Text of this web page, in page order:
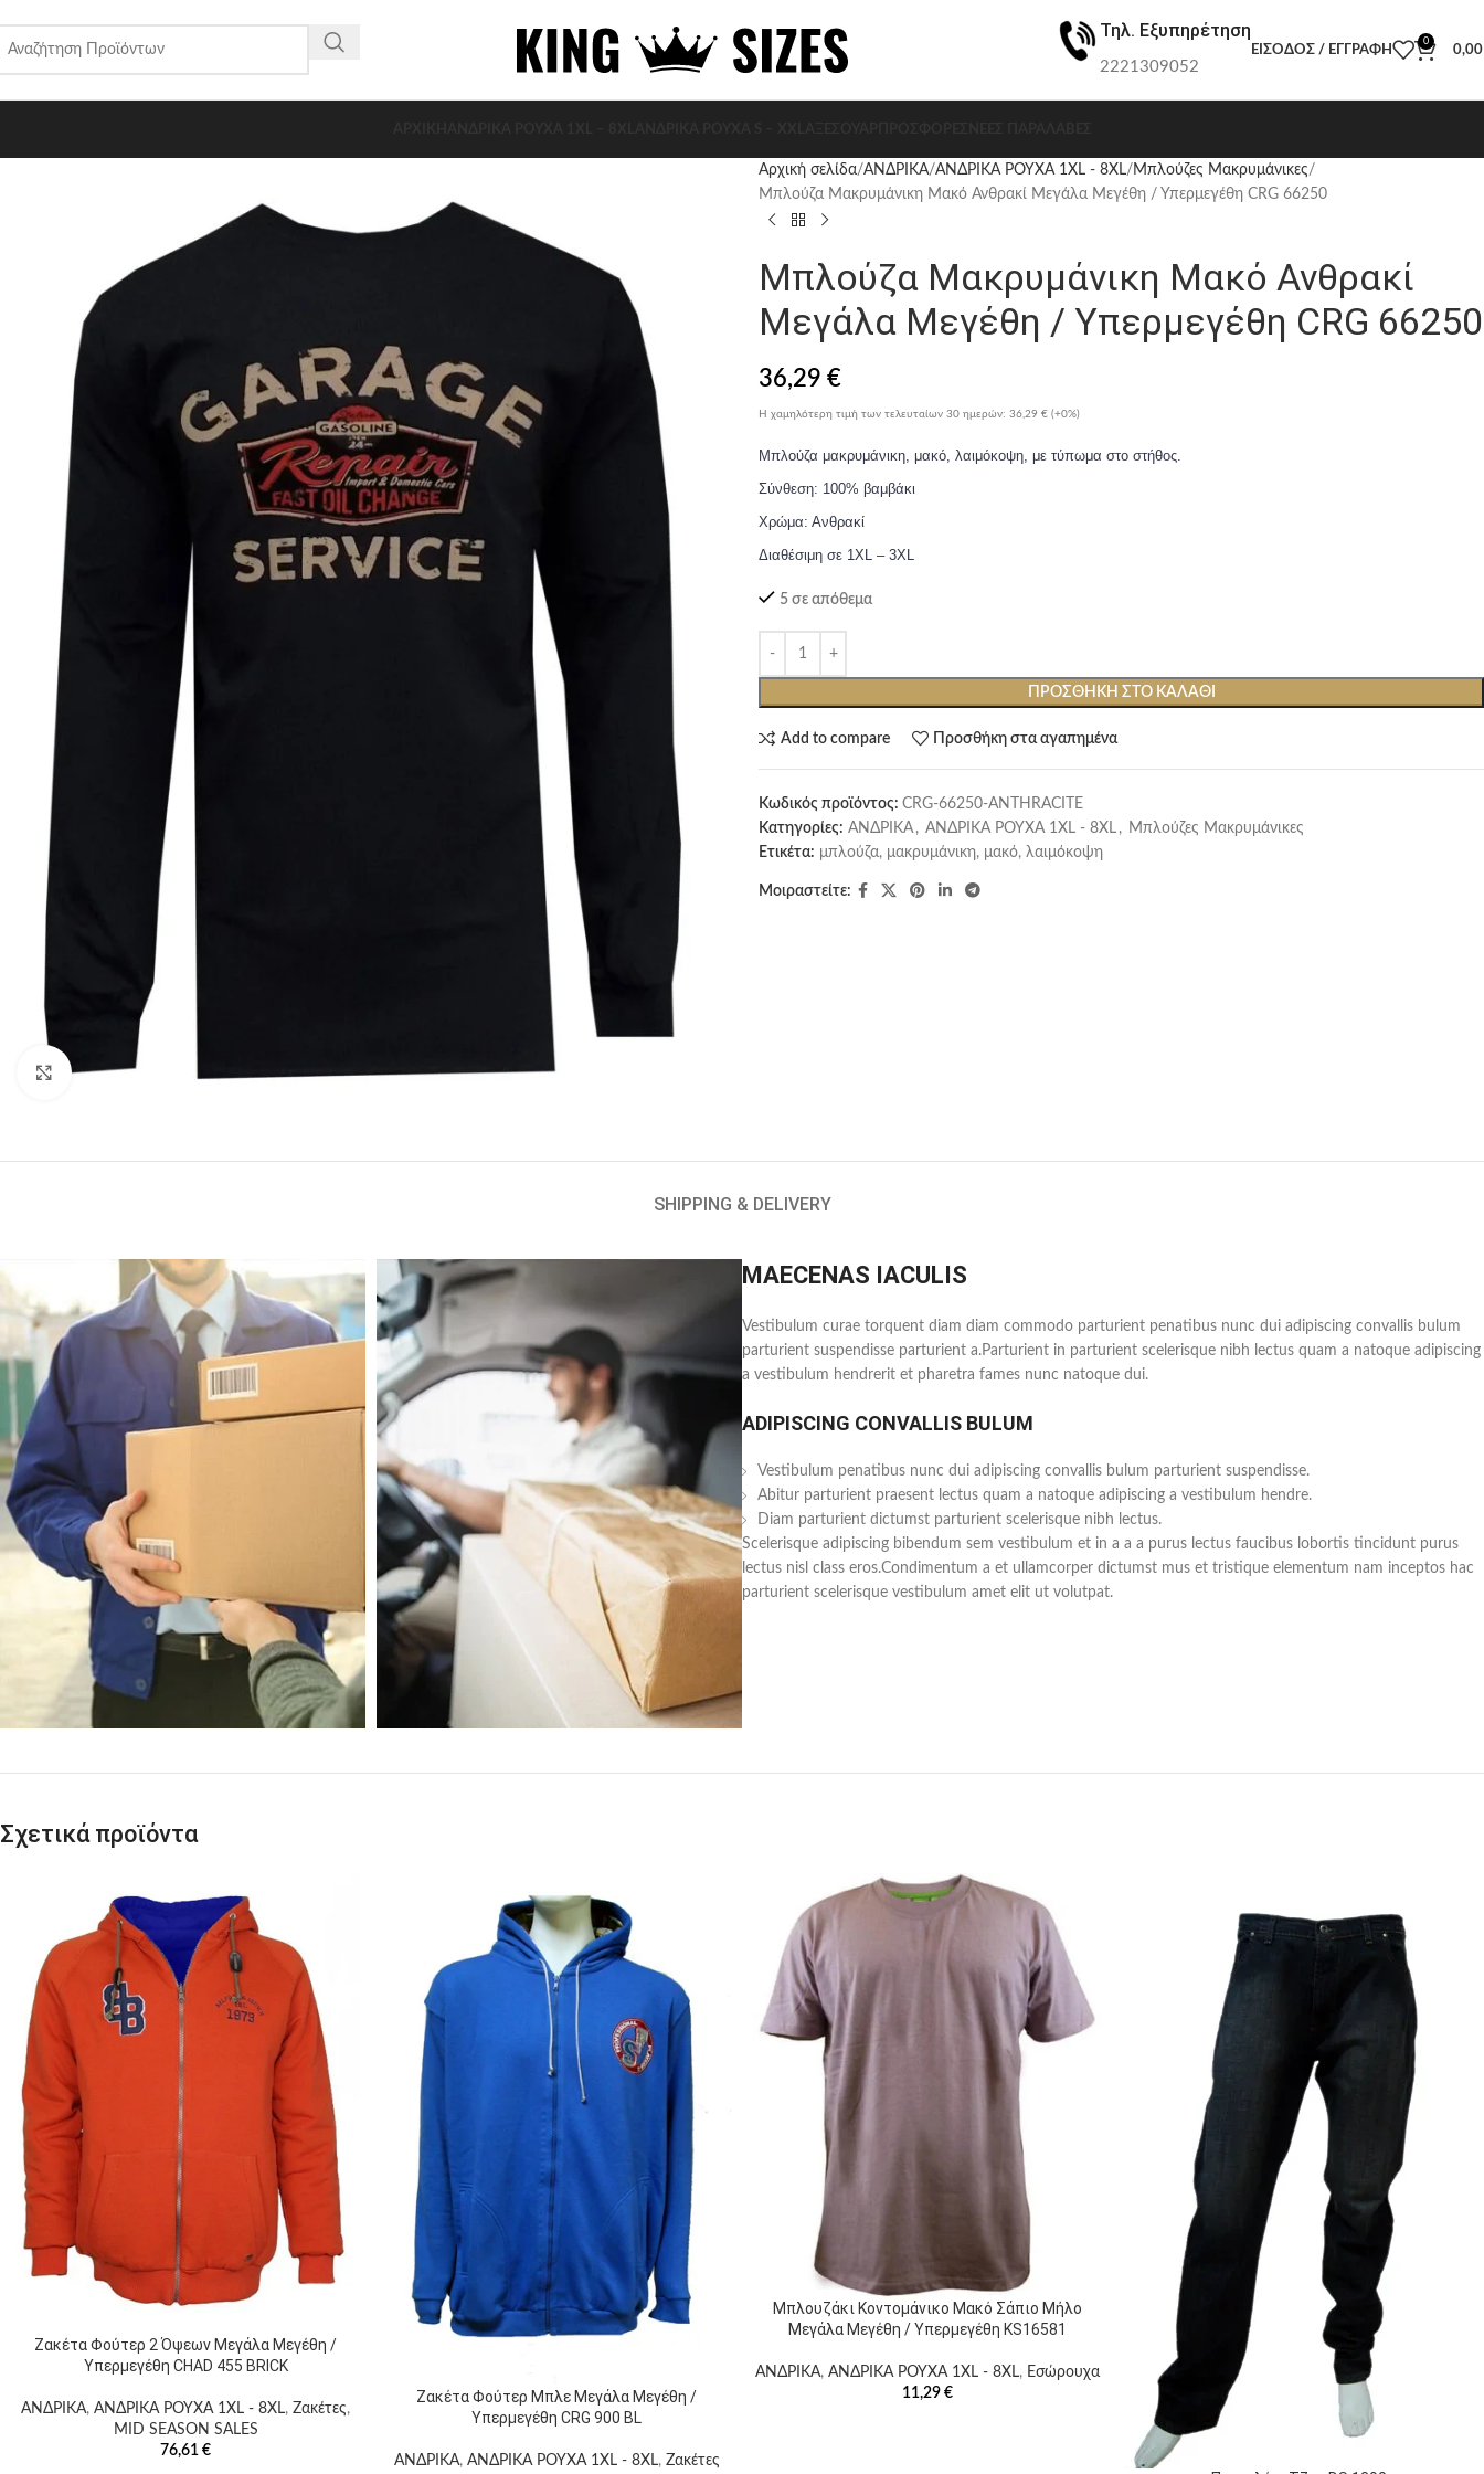
Τηλ. Εξυπηρέτηση
2221309052
ΕΊΣΟΔΟΣ / ΕΓΓΡΑΦΉ
0
Click to enlarge
Αρχική σελίδα ΑΝΔΡΙΚΑ ΑΝΔΡΙΚΑ ΡΟΥΧΑ 1XL - 8XL Μπλούζες Μακρυμάνικες
Μπλούζα Μακρυμάνικη Μακό Ανθρακί Μεγάλα Μεγέθη / Υπερμεγέθη CRG 66250
Μπλούζα Μακρυμάνικη Μακό Ανθρακί
Μεγάλα Μεγέθη / Υπερμεγέθη CRG 66250
36,29 €
Η χαμηλότερη τιμή των τελευταίων 30 ημερών: 36,29 € (+0%)
Μπλούζα μακρυμάνικη, μακό, λαιμόκοψη, με τύπωμα στο στήθος.
Σύνθεση: 100% βαμβάκι
Χρώμα: Ανθρακί
Διαθέσιμη σε 1XL – 3XL
5 σε απόθεμα
ΠΡΟΣΘΉΚΗ ΣΤΟ ΚΑΛΆΘΙ
Add to compare Προσθήκη στα αγαπημένα
Κωδικός προϊόντος: CRG-66250-ANTHRACITE
Κατηγορίες: ΑΝΔΡΙΚΑ , ΑΝΔΡΙΚΑ ΡΟΥΧΑ 1XL - 8XL , Μπλούζες Μακρυμάνικες
Ετικέτα: μπλούζα, μακρυμάνικη, μακό, λαιμόκοψη
Μοιραστείτε:
SHIPPING & DELIVERY
MAECENAS IACULIS
Vestibulum curae torquent diam diam commodo parturient penatibus nunc dui adipiscing convallis bulum
parturient suspendisse parturient a.Parturient in parturient scelerisque nibh lectus quam a natoque adipiscing
a vestibulum hendrerit et pharetra fames nunc natoque dui.
ADIPISCING CONVALLIS BULUM
Vestibulum penatibus nunc dui adipiscing convallis bulum parturient suspendisse.
Abitur parturient praesent lectus quam a natoque adipiscing a vestibulum hendre.
Diam parturient dictumst parturient scelerisque nibh lectus.
Scelerisque adipiscing bibendum sem vestibulum et in a a a purus lectus faucibus lobortis tincidunt purus
lectus nisl class eros.Condimentum a et ullamcorper dictumst mus et tristique elementum nam inceptos hac
parturient scelerisque vestibulum amet elit ut volutpat.
Σχετικά προϊόντα
Ζακέτα Φούτερ 2 Όψεων Μεγάλα Μεγέθη /
Υπερμεγέθη CHAD 455 BRICK
ΑΝΔΡΙΚΑ, ΑΝΔΡΙΚΑ ΡΟΥΧΑ 1XL - 8XL, Ζακέτες,
MID SEASON SALES
76,61 €
Ζακέτα Φούτερ Μπλε Μεγάλα Μεγέθη /
Υπερμεγέθη CRG 900 BL
ΑΝΔΡΙΚΑ, ΑΝΔΡΙΚΑ ΡΟΥΧΑ 1XL - 8XL, Ζακέτες
Μπλουζάκι Κοντομάνικο Μακό Σάπιο Μήλο
Μεγάλα Μεγέθη / Υπερμεγέθη KS16581
ΑΝΔΡΙΚΑ, ΑΝΔΡΙΚΑ ΡΟΥΧΑ 1XL - 8XL, Εσώρουχα
11,29 €